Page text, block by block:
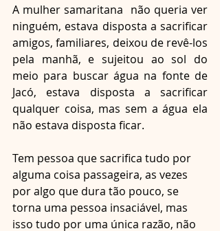
A mulher samaritana  não queria ver
ninguém, estava disposta a sacrificar
amigos, familiares, deixou de revê-los
pela manhã, e sujeitou ao sol do
meio para buscar água na fonte de
Jacó, estava disposta a sacrificar
qualquer coisa, mas sem a água ela
não estava disposta ficar.
Tem pessoa que sacrifica tudo por
alguma coisa passageira, as vezes
por algo que dura tão pouco, se
torna uma pessoa insaciável, mas
isso tudo por uma única razão, não